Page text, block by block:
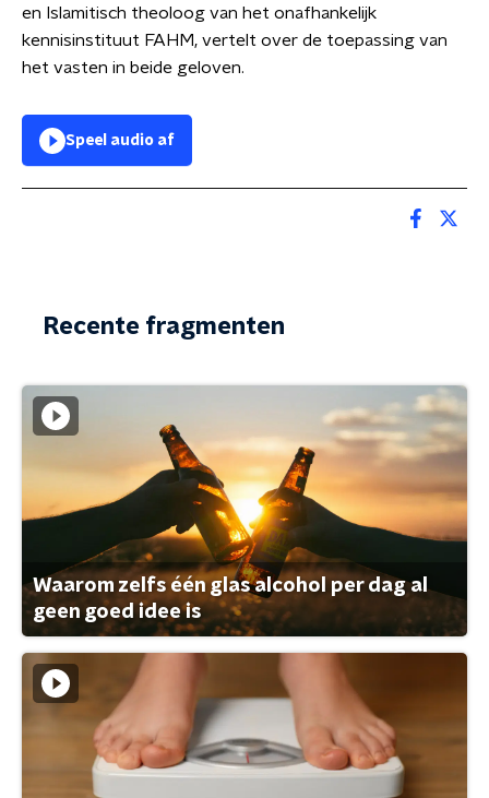
en Islamitisch theoloog van het onafhankelijk
kennisinstituut FAHM, vertelt over de toepassing van
het vasten in beide geloven.
Speel audio af
Recente fragmenten
Waarom zelfs één glas alcohol per dag al
geen goed idee is